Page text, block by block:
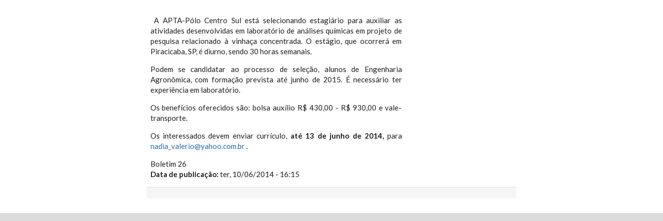
A APTA-Pólo Centro Sul está selecionando estagiário para auxiliar as
atividades desenvolvidas em laboratório de análises químicas em projeto de
pesquisa relacionado à vinhaça concentrada. O estágio, que ocorrerá em
Piracicaba, SP, é diurno, sendo 30 horas semanais.
Podem se candidatar ao processo de seleção, alunos de Engenharia
Agronômica, com formação prevista até junho de 2015. É necessário ter
experiência em laboratório.
Os benefícios oferecidos são: bolsa auxílio R$ 430,00 - R$ 930,00 e vale-
transporte.
Os interessados devem enviar currículo, até 13 de junho de 2014, para
nadia_valerio@yahoo.com.br.
Boletim 26
Data de publicação: ter, 10/06/2014 - 16:15